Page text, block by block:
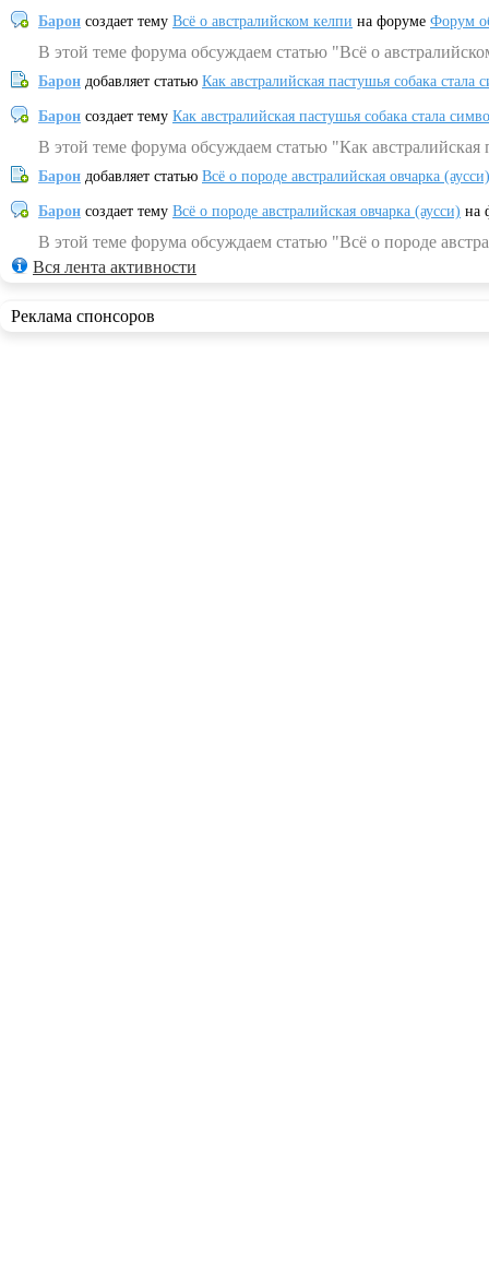
Барон создает тему Всё о австралийском келпи на форуме Форум
В этой теме форума обсуждаем статью "Всё о
Барон добавляет статью Как австралийская пастушья собака
Барон создает тему Как австралийская пастушья собака стала
В этой теме форума обсуждаем статью "Как
Барон добавляет статью Всё о породе австралийская овчарка (аусси)
Барон создает тему Всё о породе австралийская овчарка (аусси) на
В этой теме форума обсуждаем статью "Всё о породе
Вся лента активности
Реклама спонсоров